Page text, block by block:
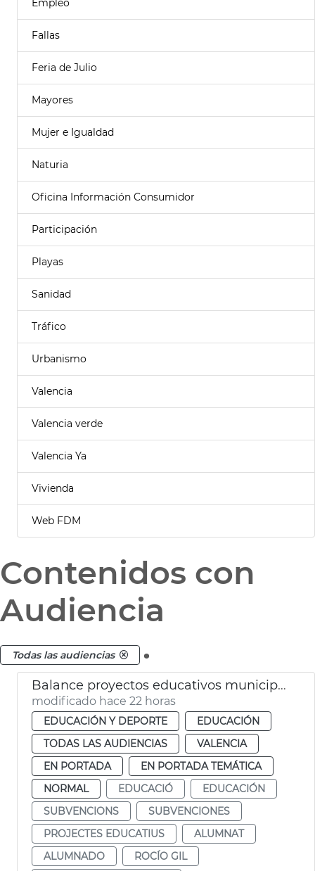
Fallas
Feria de Julio
Mayores
Mujer e Igualdad
Naturia
Oficina Información Consumidor
Participación
Playas
Sanidad
Tráfico
Urbanismo
Valencia
Valencia verde
Valencia Ya
Vivienda
Web FDM
Contenidos con
Audiencia
Todas las audiencias .
Balance proyectos educativos municipales València
modificado hace 22 horas
EDUCACIÓN Y DEPORTE
EDUCACIÓN
TODAS LAS AUDIENCIAS
VALENCIA
EN PORTADA
EN PORTADA TEMÁTICA
NORMAL
EDUCACIÓ
EDUCACIÓN
SUBVENCIONS
SUBVENCIONES
PROJECTES EDUCATIUS
ALUMNAT
ALUMNADO
ROCÍO GIL